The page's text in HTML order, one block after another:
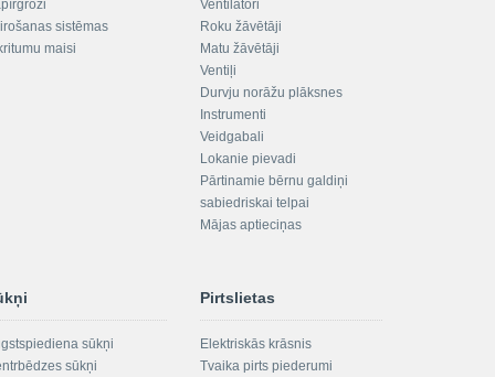
sistēmas
maisi
Ventilatori
Roku žāvētāji
Matu žāvētāji
Ventiļi
Durvju norāžu plāksnes
Instrumenti
Veidgabali
Lokanie pievadi
Pārtinamie bērnu galdiņi
sabiedriskai telpai
Mājas aptieciņas
sūkņi
sūkņi
Pirtslietas
Elektriskās krāsnis
Tvaika pirts piederumi